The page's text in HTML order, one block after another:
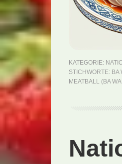
KATEGORIE:
STICHWORTE: BA
MEATBALL (BA